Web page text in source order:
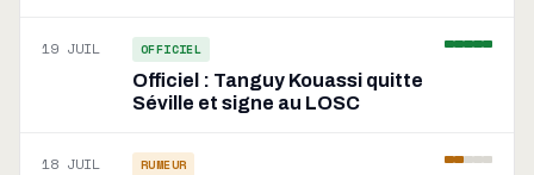
19 JUIL OFFICIEL
Officiel : Tanguy Kouassi quitte
Séville et signe au LOSC
18 JUIL RUMEUR